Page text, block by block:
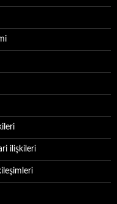
ilişkileri